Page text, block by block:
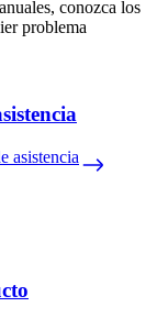
conozca los
problema
asistencia